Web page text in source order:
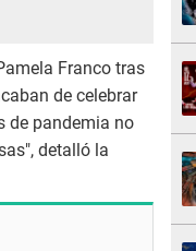
Franco tras
de celebrar
de pandemia no
detalló la